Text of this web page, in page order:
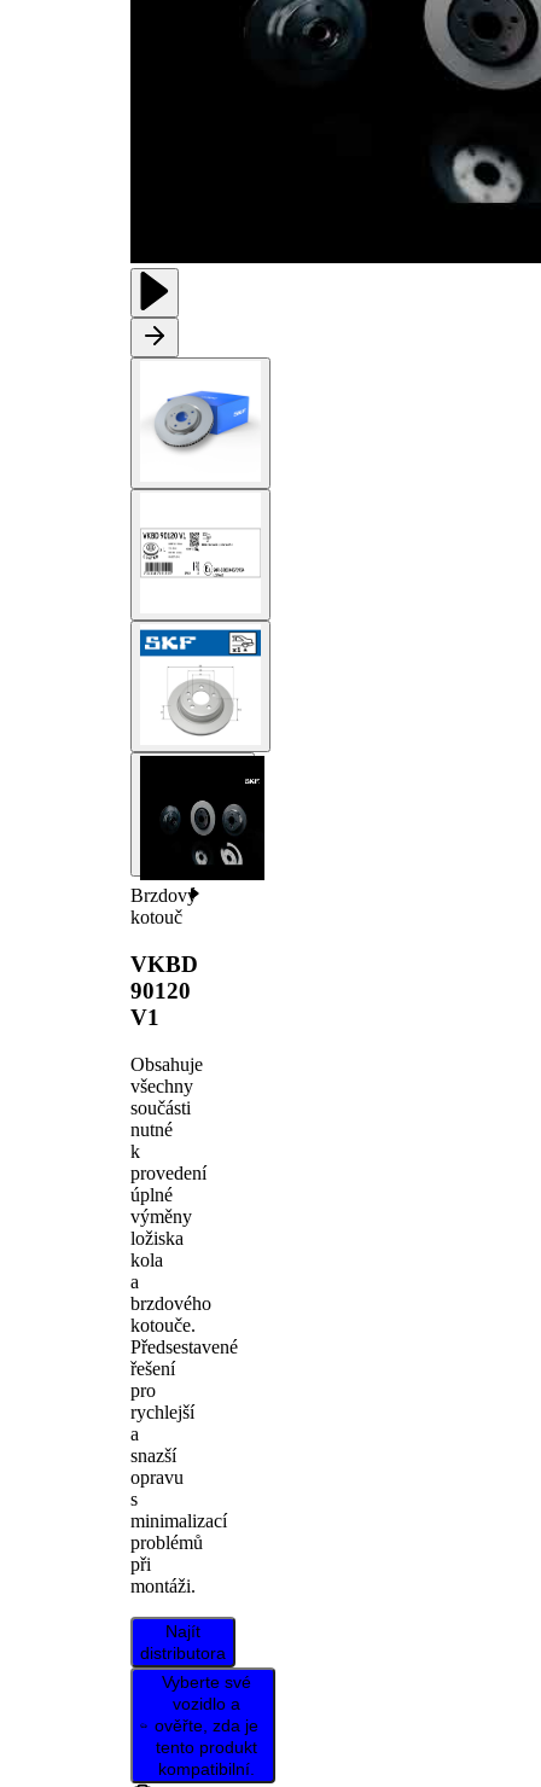
Brzdový
kotouč
VKBD
90120
V1
Obsahuje
všechny
součásti
nutné
k
provedení
úplné
výměny
ložiska
kola
a
brzdového
kotouče.
Předsestavené
řešení
pro
rychlejší
a
snazší
opravu
s
minimalizací
problémů
při
montáži.
Najít
distributora
Vyberte své
vozidlo a
ověřte, zda je
tento produkt
kompatibilní.